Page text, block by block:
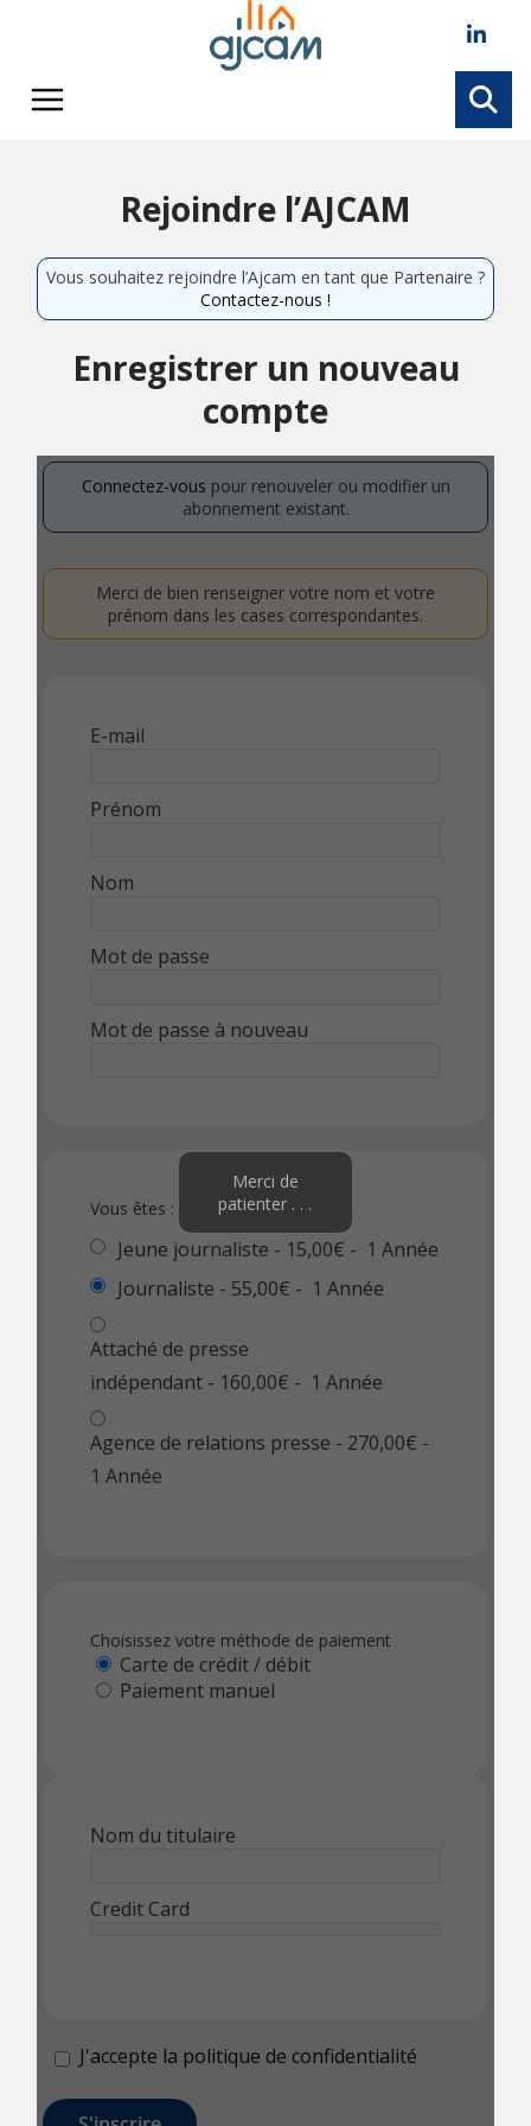
Rejoindre l’AJCAM
Vous souhaitez rejoindre l’Ajcam en tant que Partenaire ?
Contactez-nous !
Enregistrer un nouveau
compte
Connectez-vous pour renouveler ou modifier un
abonnement existant.
Merci de bien renseigner votre nom et votre
prénom dans les cases correspondantes.
E-mail
Prénom
Nom
Mot de passe
Mot de passe à nouveau
Vous êtes :
Jeune journaliste - 15,00€ - 1 Année
Journaliste - 55,00€ - 1 Année
Attaché de presse
indépendant - 160,00€ - 1 Année
Agence de relations presse - 270,00€ -
1 Année
Choisissez votre méthode de paiement
Carte de crédit / débit
Paiement manuel
Nom du titulaire
Credit Card
J'accepte la politique de confidentialité
Merci de
patienter . . .